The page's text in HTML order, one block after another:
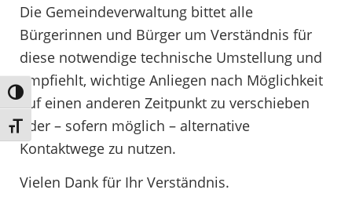
Umschalten auf hohe Kontraste
Schrift vergrößern
Die Gemeindeverwaltung bittet alle
Bürgerinnen und Bürger um Verständnis für
diese notwendige technische Umstellung und
empfiehlt, wichtige Anliegen nach Möglichkeit
auf einen anderen Zeitpunkt zu verschieben
oder – sofern möglich – alternative
Kontaktwege zu nutzen.
Vielen Dank für Ihr Verständnis.